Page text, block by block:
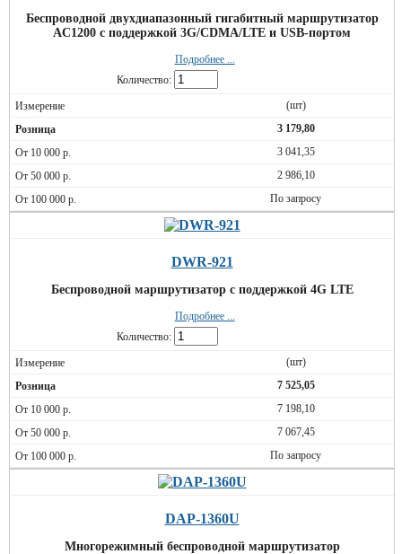
Беспроводной двухдиапазонный гигабитный маршрутизатор
AC1200 с поддержкой 3G/CDMA/LTE и USB-портом
Подробнее ...
Количество:
(шт)
3 179,80
3 041,35
2 986,10
По запросу
DWR-921
Беспроводной маршрутизатор с поддержкой 4G LTE
Подробнее ...
Количество:
(шт)
7 525,05
7 198,10
7 067,45
По запросу
DAP-1360U
Многорежимный беспроводной маршрутизатор